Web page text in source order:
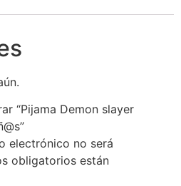
“Pijama Demon slayer
electrónico no será
obligatorios están